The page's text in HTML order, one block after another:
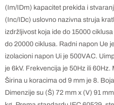
(Im/IDm) kapacitet prekida i
(Inc/IDc) uslovno nazivna struja
izdržljivost koja ide do 15000
do 20000 ciklusa. Radni napon Ue
izolacioni napon Ui je 500VAC.
je 6kV. Frekvencija je 50Hz ili
Širina u koracima od 9 mm je 8.
Dimenzije su (Š) 72 mm x (V) 91